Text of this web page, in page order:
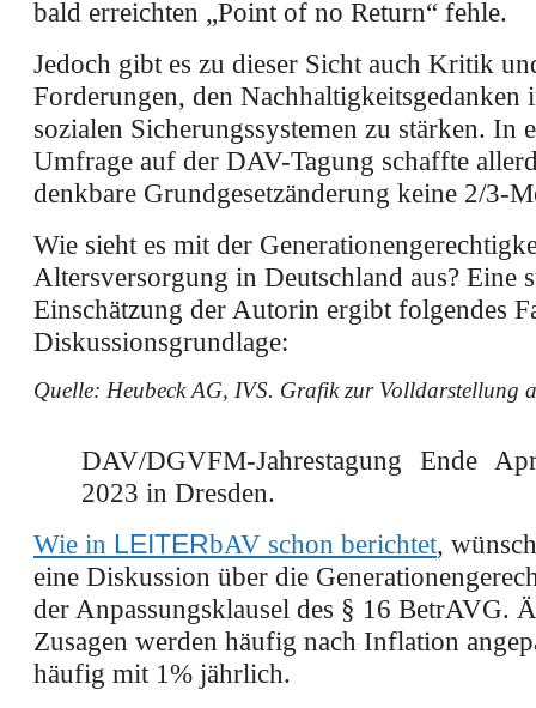
bald erreichten „Point of no Return“ fehle.
Jedoch gibt es zu dieser Sicht auch Kritik
Forderungen, den Nachhaltigkeitsgedanken
sozialen Sicherungssystemen zu stärken. In
Umfrage auf der DAV-Tagung schaffte
denkbare Grundgesetzänderung keine 2/3-
Wie sieht es mit der
Altersversorgung in Deutschland aus? Eine
Einschätzung der Autorin ergibt folgendes
Diskussionsgrundlage:
Quelle: Heubeck AG, IVS. Grafik zur Volldarstellung
DAV/DGVFM-Jahrestagung Ende
2023 in Dresden.
Wie in LEITERbAV schon berichtet,
eine Diskussion über die
der Anpassungsklausel des § 16 BetrAVG.
Zusagen werden häufig nach Inflation
häufig mit 1% jährlich.